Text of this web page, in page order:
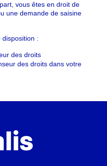
vous êtes en droit de
une demande de saisine
disposition :
des droits
des droits dans votre